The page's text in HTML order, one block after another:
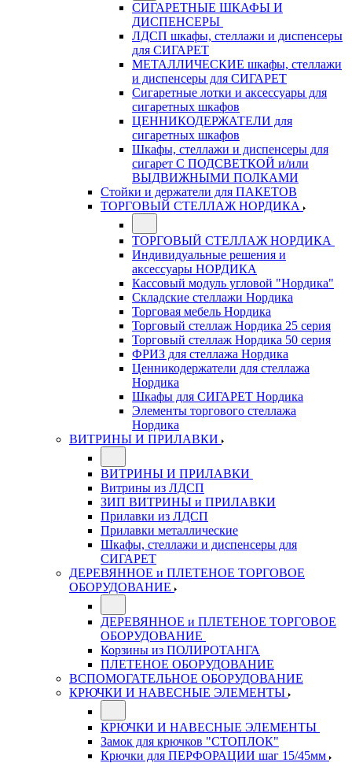
СИГАРЕТНЫЕ ШКАФЫ И
ДИСПЕНСЕРЫ
ЛДСП шкафы, стеллажи и диспенсеры
для СИГАРЕТ
МЕТАЛЛИЧЕСКИЕ шкафы, стеллажи
и диспенсеры для СИГАРЕТ
Сигаретные лотки и аксессуары для
сигаретных шкафов
ЦЕННИКОДЕРЖАТЕЛИ для
сигаретных шкафов
Шкафы, стеллажи и диспенсеры для
сигарет С ПОДСВЕТКОЙ и/или
ВЫДВИЖНЫМИ ПОЛКАМИ
Стойки и держатели для ПАКЕТОВ
ТОРГОВЫЙ СТЕЛЛАЖ НОРДИКА
ТОРГОВЫЙ СТЕЛЛАЖ НОРДИКА
Индивидуальные решения и
аксессуары НОРДИКА
Кассовый модуль угловой "Нордика"
Складские стеллажи Нордика
Торговая мебель Нордика
Торговый стеллаж Нордика 25 серия
Торговый стеллаж Нордика 50 серия
ФРИЗ для стеллажа Нордика
Ценникодержатели для стеллажа
Нордика
Шкафы для СИГАРЕТ Нордика
Элементы торгового стеллажа
Нордика
ВИТРИНЫ И ПРИЛАВКИ
ВИТРИНЫ И ПРИЛАВКИ
Витрины из ЛДСП
ЗИП ВИТРИНЫ и ПРИЛАВКИ
Прилавки из ЛДСП
Прилавки металлические
Шкафы, стеллажи и диспенсеры для
СИГАРЕТ
ДЕРЕВЯННОЕ и ПЛЕТЕНОЕ ТОРГОВОЕ
ОБОРУДОВАНИЕ
ДЕРЕВЯННОЕ и ПЛЕТЕНОЕ ТОРГОВОЕ
ОБОРУДОВАНИЕ
Корзины из ПОЛИРОТАНГА
ПЛЕТЕНОЕ ОБОРУДОВАНИЕ
ВСПОМОГАТЕЛЬНОЕ ОБОРУДОВАНИЕ
КРЮЧКИ И НАВЕСНЫЕ ЭЛЕМЕНТЫ
КРЮЧКИ И НАВЕСНЫЕ ЭЛЕМЕНТЫ
Замок для крючков "СТОПЛОК"
Крючки для ПЕРФОРАЦИИ шаг 15/45мм